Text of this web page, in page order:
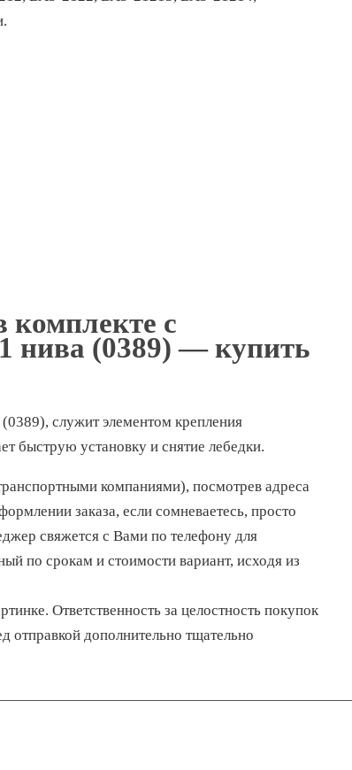
с
нива (0389) — купить
служит элементом крепления
быструю установку и снятие лебедки.
компаниями), посмотрев адреса
заказа, если сомневаетесь, просто
свяжется с Вами по телефону для
по срокам и стоимости вариант, исходя из
Ответственность за целостность покупок
отправкой дополнительно тщательно